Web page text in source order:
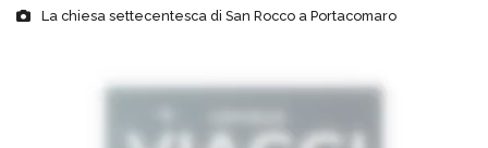
La chiesa settecentesca di San Rocco a Portacomaro